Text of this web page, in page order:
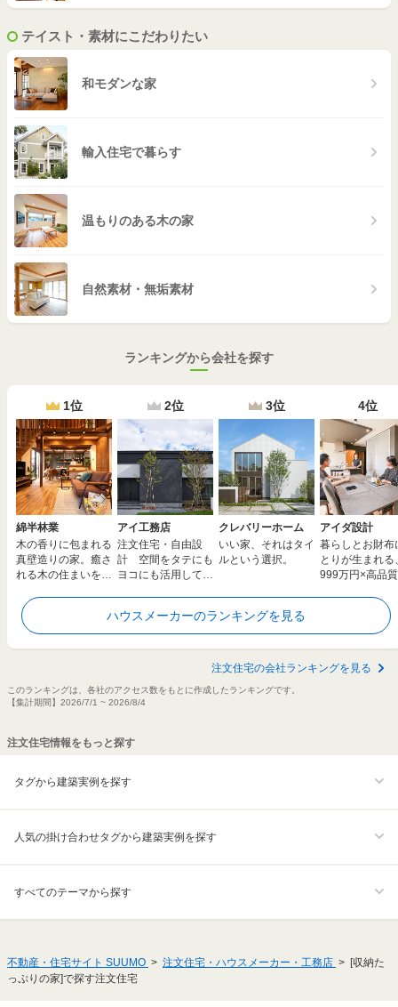
テイスト・素材にこだわりたい
和モダンな家
輸入住宅で暮らす
温もりのある木の家
自然素材・無垢素材
ランキングから会社を探す
1位
綿半林業
木の香りに包まれる
真壁造りの家。癒さ
れる木の住まいを安
2位
アイ工務店
注文住宅・自由設
計 空間をタテにも
ヨコにも活用して夢
3位
クレバリーホーム
いい家、それはタイ
ルという選択。
4位
アイダ設計
暮らしとお財布
とりが生まれる
999万円×高品
ハウスメーカーのランキングを見る
注文住宅の会社ランキングを見る
このランキングは、各社のアクセス数をもとに作成したランキングです。
【集計期間】2026/7/1 ~ 2026/8/4
注文住宅情報をもっと探す
タグから建築実例を探す
人気の掛け合わせタグから建築実例を探す
すべてのテーマから探す
不動産・住宅サイト SUUMO 注文住宅・ハウスメーカー・工務店
[収納た
っぷりの家]で探す注文住宅